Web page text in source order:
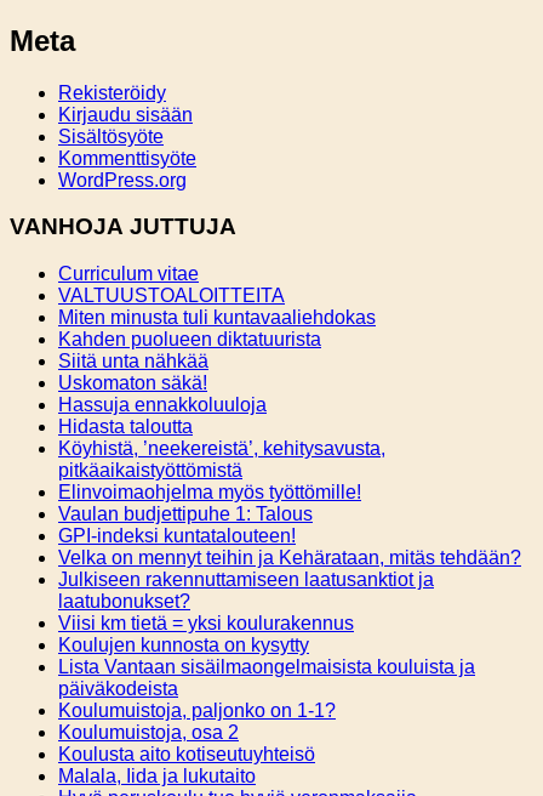
Meta
Rekisteröidy
Kirjaudu sisään
Sisältösyöte
Kommenttisyöte
WordPress.org
VANHOJA JUTTUJA
Curriculum vitae
VALTUUSTOALOITTEITA
Miten minusta tuli kuntavaaliehdokas
Kahden puolueen diktatuurista
Siitä unta nähkää
Uskomaton säkä!
Hassuja ennakkoluuloja
Hidasta taloutta
Köyhistä, ’neekereistä’, kehitysavusta,
pitkäaikaistyöttömistä
Elinvoimaohjelma myös työttömille!
Vaulan budjettipuhe 1: Talous
GPI-indeksi kuntatalouteen!
Velka on mennyt teihin ja Kehärataan, mitäs tehdään?
Julkiseen rakennuttamiseen laatusanktiot ja
laatubonukset?
Viisi km tietä = yksi koulurakennus
Koulujen kunnosta on kysytty
Lista Vantaan sisäilmaongelmaisista kouluista ja
päiväkodeista
Koulumuistoja, paljonko on 1-1?
Koulumuistoja, osa 2
Koulusta aito kotiseutuyhteisö
Malala, Iida ja lukutaito